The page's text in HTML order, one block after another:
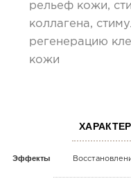
рельеф кожи,
коллагена,
регенерацию
кожи
Эффекты